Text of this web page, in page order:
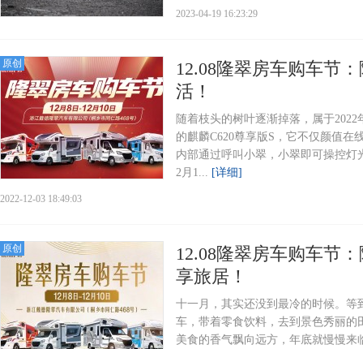
2023-04-19 16:23:29
原创
12.08隆翠房车购车节
活！
随着枝头的树叶逐渐掉落，属于
的麒麟C620尊享版S，它不仅颜值
内部通过呼叫小翠，小翠即可操控
2月1... [详细]
2022-12-03 18:49:03
原创
12.08隆翠房车购车节
享旅居！
十一月，其实还没到最冷的时候。
车，带着零食饮料，去到景色秀丽
美食的香气飘向远方，年底就慢慢